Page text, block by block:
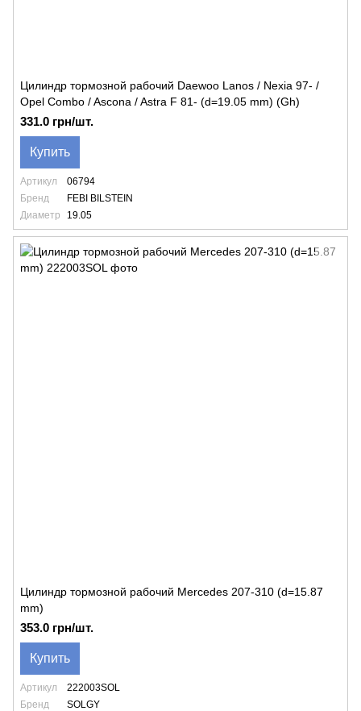
Цилиндр тормозной рабочий Daewoo Lanos / Nexia 97- /
Opel Combo / Ascona / Astra F 81- (d=19.05 mm) (Gh)
331.0 грн/шт.
Купить
Артикул
06794
Бренд
FEBI BILSTEIN
Диаметр
19.05
Цилиндр тормозной рабочий Mercedes 207-310 (d=15.87
mm)
353.0 грн/шт.
Купить
Артикул
222003SOL
Бренд
SOLGY